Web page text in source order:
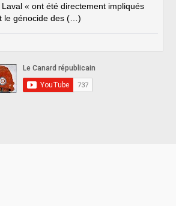
« ont été directement impliqués
le génocide des (…)